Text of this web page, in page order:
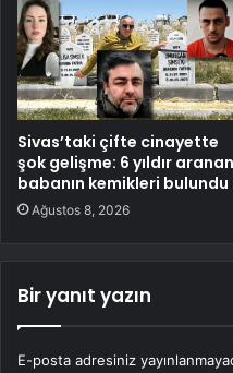
Sivas’taki çifte cinayette
şok gelişme: 6 yıldır aranan
babanın kemikleri bulundu
Ağustos 8, 2026
Bir yanıt yazın
E-posta adresiniz